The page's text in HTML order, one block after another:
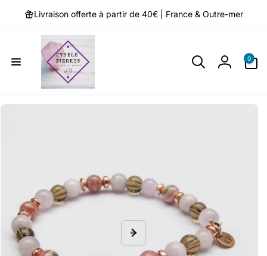
passer Livraison offerte à partir de 40€ | France & Outre-mer
0
0 article